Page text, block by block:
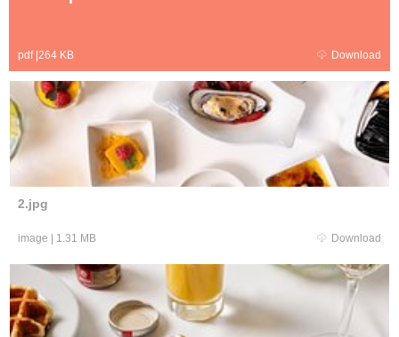
pdf| 264 KB Download
2.jpg
image 1.31 MB Download